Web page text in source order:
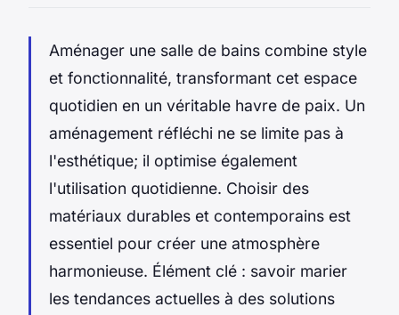
Aménager une salle de bains combine style
et fonctionnalité, transformant cet espace
quotidien en un véritable havre de paix. Un
aménagement réfléchi ne se limite pas à
l'esthétique; il optimise également
l'utilisation quotidienne. Choisir des
matériaux durables et contemporains est
essentiel pour créer une atmosphère
harmonieuse. Élément clé : savoir marier
les tendances actuelles à des solutions